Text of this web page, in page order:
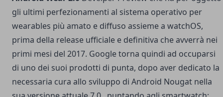
gli ultimi perfezionamenti al sistema operativo per
wearables più amato e diffuso assieme a watchOS,
prima della release ufficiale e definitiva che avverrà nei
primi mesi del 2017. Google torna quindi ad occuparsi
di uno dei suoi prodotti di punta, dopo aver dedicato la
necessaria cura allo sviluppo di Android Nougat nella